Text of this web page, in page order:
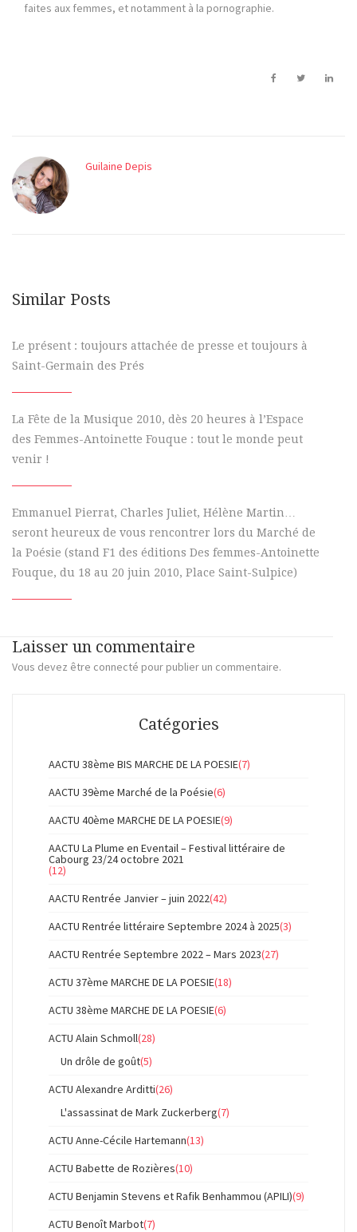
faites aux femmes, et notamment à la pornographie.
Guilaine Depis
Similar Posts
Le présent : toujours attachée de presse et toujours à
Saint-Germain des Prés
La Fête de la Musique 2010, dès 20 heures à l’Espace
des Femmes-Antoinette Fouque : tout le monde peut
venir !
Emmanuel Pierrat, Charles Juliet, Hélène Martin…
seront heureux de vous rencontrer lors du Marché de
la Poésie (stand F1 des éditions Des femmes-Antoinette
Fouque, du 18 au 20 juin 2010, Place Saint-Sulpice)
Laisser un commentaire
Vous devez être connecté pour publier un commentaire.
Catégories
AACTU 38ème BIS MARCHE DE LA POESIE(7)
AACTU 39ème Marché de la Poésie(6)
AACTU 40ème MARCHE DE LA POESIE(9)
AACTU La Plume en Eventail – Festival littéraire de
Cabourg 23/24 octobre 2021
(12)
AACTU Rentrée Janvier – juin 2022(42)
AACTU Rentrée littéraire Septembre 2024 à 2025(3)
AACTU Rentrée Septembre 2022 – Mars 2023(27)
ACTU 37ème MARCHE DE LA POESIE(18)
ACTU 38ème MARCHE DE LA POESIE(6)
ACTU Alain Schmoll(28)
Un drôle de goût(5)
ACTU Alexandre Arditti(26)
L'assassinat de Mark Zuckerberg(7)
ACTU Anne-Cécile Hartemann(13)
ACTU Babette de Rozières(10)
ACTU Benjamin Stevens et Rafik Benhammou (APILI)(9)
ACTU Benoît Marbot(7)